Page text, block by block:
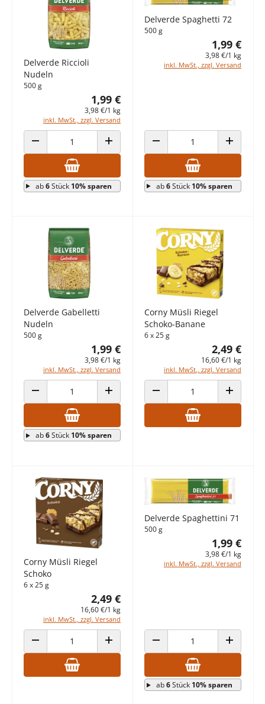
Delverde Riccioli
Nudeln
500 g
1,99 €
3,98 €/1 kg
inkl. MwSt., zzgl. Versand
ANZAHL VERRINGERN ANZAHL ERHÖHEN
ab6Stück 10% sparen
Delverde Spaghetti 72
500 g
1,99 €
3,98 €/1 kg
inkl. MwSt., zzgl. Versand
ANZAHL VERRINGERN ANZAHL
ab6Stück 10% sparen
Delverde Gabelletti
Nudeln
500 g
1,99 €
3,98 €/1 kg
inkl. MwSt., zzgl. Versand
ANZAHL VERRINGERN ANZAHL ERHÖHEN
ab6Stück 10% sparen
Corny Müsli Riegel
Schoko-Banane
6 x 25 g
2,49 €
16,60 €/1 kg
inkl. MwSt., zzgl. Versand
ANZAHL VERRINGERN ANZAHL
Corny Müsli Riegel
Schoko
6 x 25 g
2,49 €
16,60 €/1 kg
inkl. MwSt., zzgl. Versand
ANZAHL VERRINGERN ANZAHL ERHÖHEN
Delverde Spaghettini 71
500 g
1,99 €
3,98 €/1 kg
inkl. MwSt., zzgl. Versand
ANZAHL VERRINGERN ANZAHL
ab6Stück 10% sparen